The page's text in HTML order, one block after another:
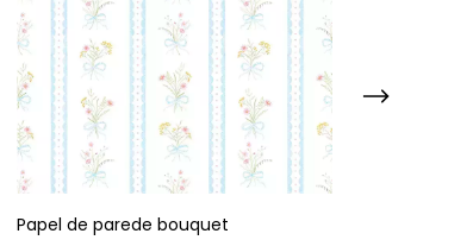
Papel de parede bouquet